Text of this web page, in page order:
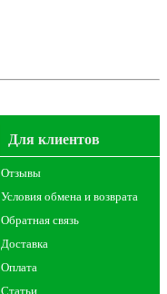
Для клиентов
Отзывы
Условия обмена и возврата
Обратная связь
Доставка
Оплата
Статьи